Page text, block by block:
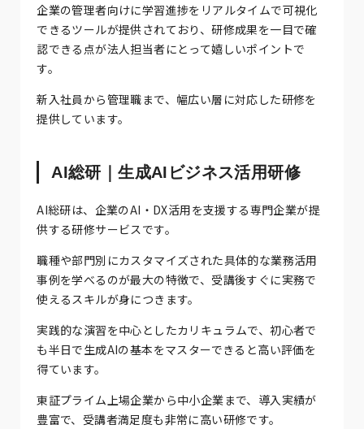
企業の管理者向けに学習進捗をリアルタイムで可視化
できるツールが提供されており、研修成果を一目で確
認できる点が法人担当者にとって嬉しいポイントで
す。
新入社員から管理職まで、幅広い層に対応した研修を
提供しています。
AI総研｜生成AIビジネス活用研修
AI総研は、企業のAI・DX活用を支援する専門企業が提
供する研修サービスです。
職種や部門別にカスタマイズされた具体的な業務活用
事例を学べるのが最大の特徴で、受講後すぐに実務で
使えるスキルが身につきます。
実践的な演習を中心としたカリキュラムで、初心者で
も半日で生成AIの基本をマスターできると高い評価を
得ています。
東証プライム上場企業から中小企業まで、導入実績が
豊富で、受講者満足度も非常に高い研修です。